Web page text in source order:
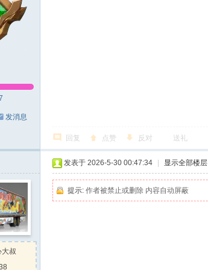
发消息
回复 点赞 反对 送礼
叔
发表于 2026-5-30 00:47:34 显示全部楼层
提示: 作者被禁止或删除 内容自动屏蔽